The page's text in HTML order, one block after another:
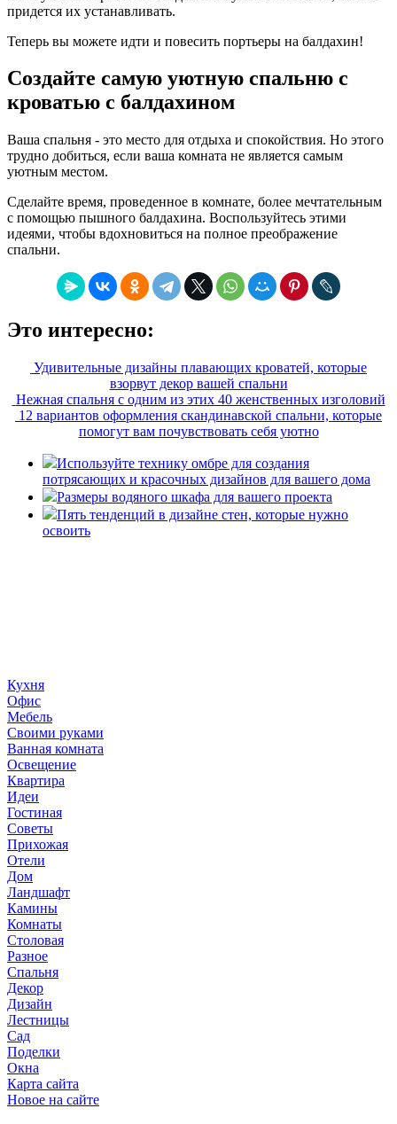
придется их устанавливать.
Теперь вы можете идти и повесить портьеры на балдахин!
Создайте самую уютную спальню с
кроватью с балдахином
Ваша спальня - это место для отдыха и спокойствия. Но этого
трудно добиться, если ваша комната не является самым
уютным местом.
Сделайте время, проведенное в комнате, более мечтательным
с помощью пышного балдахина. Воспользуйтесь этими
идеями, чтобы вдохновиться на полное преображение
спальни.
Это интересно:
Удивительные дизайны плавающих кроватей, которые
взорвут декор вашей спальни
Нежная спальня с одним из этих 40 женственных изголовий
12 вариантов оформления скандинавской спальни, которые
помогут вам почувствовать себя уютно
Используйте технику омбре для создания
потрясающих и красочных дизайнов для вашего дома
Размеры водяного шкафа для вашего проекта
Пять тенденций в дизайне стен, которые нужно
освоить
Кухня
Офис
Мебель
Своими руками
Ванная комната
Освещение
Квартира
Идеи
Гостиная
Советы
Прихожая
Отели
Дом
Ландшафт
Камины
Комнаты
Столовая
Разное
Спальня
Декор
Дизайн
Лестницы
Сад
Поделки
Окна
Карта сайта
Новое на сайте